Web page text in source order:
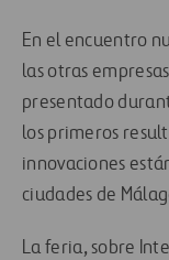
En el encuentro
las otras
presentado
los primeros
innovaciones
ciudades de
La feria, sobre